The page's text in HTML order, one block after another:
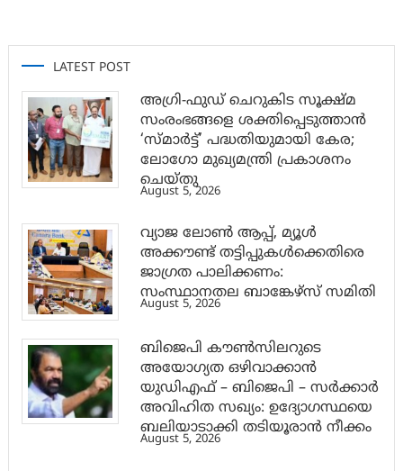
LATEST POST
അഗ്രി-ഫുഡ് ചെറുകിട സൂക്ഷ്മ
സംരംഭങ്ങളെ ശക്തിപ്പെടുത്താന്‍
‘സ്മാര്‍ട്ട്’ പദ്ധതിയുമായി കേര;
ലോഗോ മുഖ്യമന്ത്രി പ്രകാശനം
ചെയ്തു
August 5, 2026
വ്യാജ ലോൺ ആപ്പ്, മ്യൂൾ
അക്കൗണ്ട് തട്ടിപ്പുകൾക്കെതിരെ
ജാ​ഗ്രത പാലിക്കണം:
സംസ്ഥാനതല ബാങ്കേഴ്സ് സമിതി
August 5, 2026
ബിജെപി കൗൺസിലറുടെ
അയോഗ്യത ഒഴിവാക്കാൻ
യുഡിഎഫ് – ബിജെപി – സർക്കാർ
അവിഹിത സഖ്യം: ഉദ്യോഗസ്ഥയെ
ബലിയാടാക്കി തടിയൂരാൻ നീക്കം
August 5, 2026